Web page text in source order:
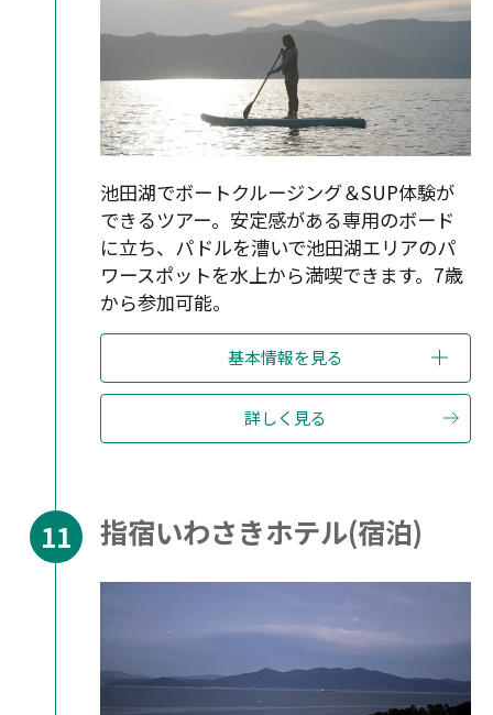
池田湖でボートクルージング＆SUP体験が
できるツアー。安定感がある専用のボード
に立ち、パドルを漕いで池田湖エリアのパ
ワースポットを水上から満喫できます。7歳
から参加可能。
基本情報を見る
詳しく見る
指宿いわさきホテル(宿泊)